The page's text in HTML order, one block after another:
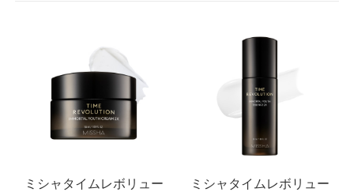
ミシャタイムレボリュー
ミシャタイムレボリュー